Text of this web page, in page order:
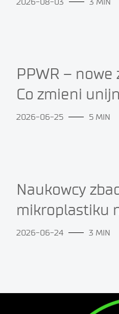
2026-06-25 5 MIN
PPWR –
Co zmieni
2026-06-24 3 MIN
Naukowcy
mikroplastiku